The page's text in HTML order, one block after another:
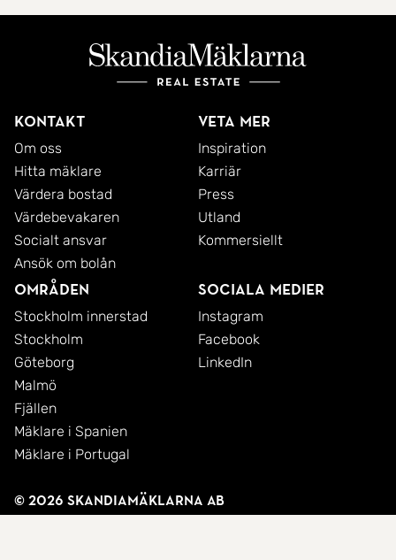
Kontakt
Om oss
Hitta mäklare
Värdera bostad
Värdebevakaren
Socialt ansvar
Ansök om bolån
Veta mer
Inspiration
Karriär
Press
Utland
Kommersiellt
Områden
Stockholm innerstad
Stockholm
Göteborg
Malmö
Fjällen
Mäklare i Spanien
Mäklare i Portugal
Sociala medier
Instagram
Facebook
LinkedIn
© 2026 SkandiaMäklarna AB